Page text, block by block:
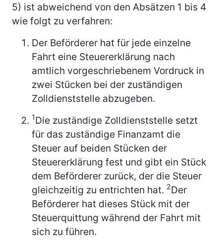
5) ist abweichend von den Absätzen 1 bis 4
wie folgt zu verfahren:
Der Beförderer hat für jede einzelne
Fahrt eine Steuererklärung nach
amtlich vorgeschriebenem Vordruck in
zwei Stücken bei der zuständigen
Zolldienststelle abzugeben.
1Die zuständige Zolldienststelle setzt
für das zuständige Finanzamt die
Steuer auf beiden Stücken der
Steuererklärung fest und gibt ein Stück
dem Beförderer zurück, der die Steuer
gleichzeitig zu entrichten hat. 2Der
Beförderer hat dieses Stück mit der
Steuerquittung während der Fahrt mit
sich zu führen.